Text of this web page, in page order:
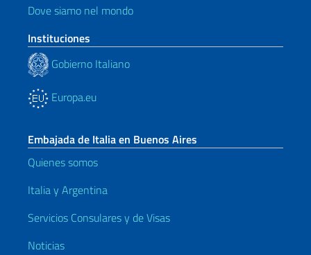
Dove siamo nel mondo
Instituciones
Gobierno Italiano
Europa.eu
Embajada de Italia en Buenos Aires
Quienes somos
Italia y Argentina
Servicios Consulares y de Visas
Noticias